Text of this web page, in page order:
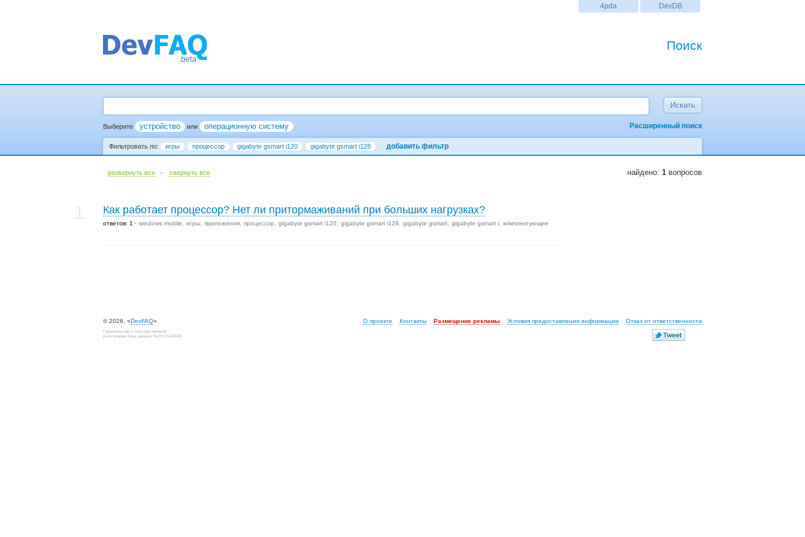
DevDB
4pda
Поиск
Выберите устройство Расширенный поиск
или операционную систему
Фильтровать по: игры процессор gigabyte gsmart i120 gigabyte gsmart i128 добавить фильтр
развернуть все · cвернуть все найдено: 1 вопросов
Как работает процессор? Нет ли притормаживаний при больших нагрузках?
ответов: 1 windows mobile игры приложения процессор gigabyte gsmart i120 gigabyte gsmart i128 gigabyte gsmart gigabyte gsmart i комплектующие
© 2026, «DevFAQ». О проекте Контакты Размещение рекламы Условия предоставления информации Отказ от ответственности
Свидетельство о государственной
регистрации базы данных №2012620649.